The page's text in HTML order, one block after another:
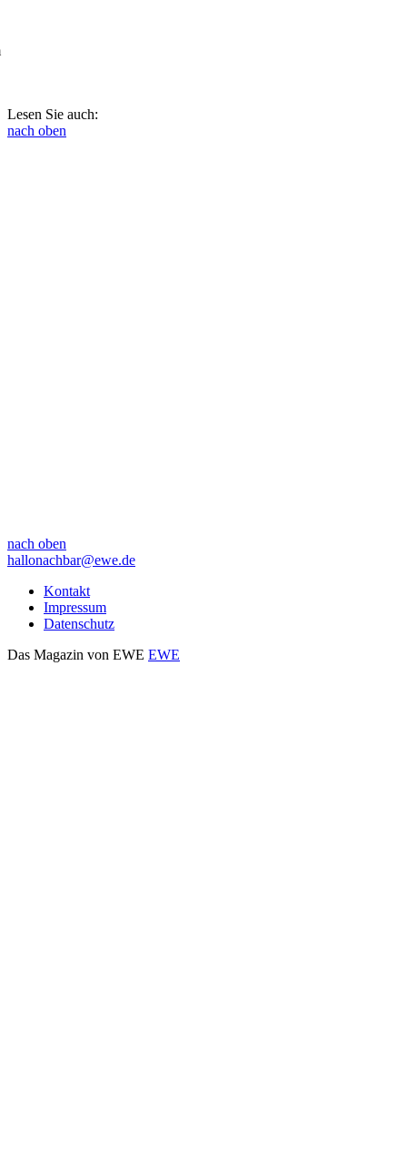
Lesen Sie auch:
nach oben
nach oben
hallonachbar@ewe.de
Kontakt
Impressum
Datenschutz
Das Magazin von EWE EWE